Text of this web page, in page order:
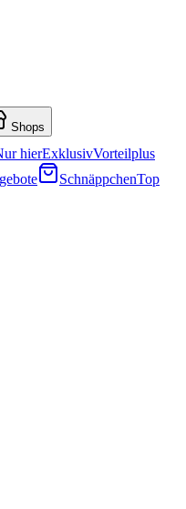
Shops
hierExklusivVorteilplus
SchnäppchenTop